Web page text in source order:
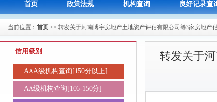
首页 政策法规 机构查询 良好记录查
当前位置： 首页 >> 转发关于河南博宇房地产土地资产评估有限公司等3家房地产
信用级别
AAA级机构查询[150分以上]
AA级机构查询[106-150分]
转发关于